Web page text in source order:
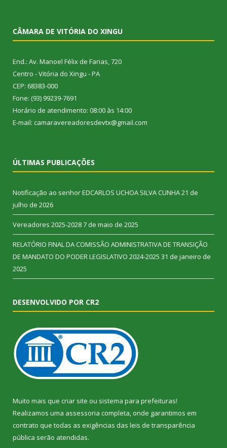
CÂMARA DE VITÓRIA DO XINGU
End.: Av. Manoel Félix de Farias, 720
Centro - Vitória do Xingu - PA
CEP: 68383-000
Fone: (93) 99239-7691
Horário de atendimento: 08:00 às 14:00
E-mail: camaravereadoresdevtx@gmail.com
ÚLTIMAS PUBLICAÇÕES
Notificação ao senhor EDCARLOS UCHOA SILVA CUNHA21 de
julho de 2026
Vereadores 2025-20287 de maio de 2025
RELATÓRIO FINAL DA COMISSÃO ADMINISTRATIVA DE TRANSIÇÃO
DE MANDATO DO PODER LEGISLATIVO 2024-2025 31 de janeiro de
2025
DESENVOLVIDO POR CR2
Muito mais que criar site ou sistema para prefeituras!
Realizamos uma assessoria completa, onde garantimos em
contrato que todas as exigências das leis de transparência
pública serão atendidas.